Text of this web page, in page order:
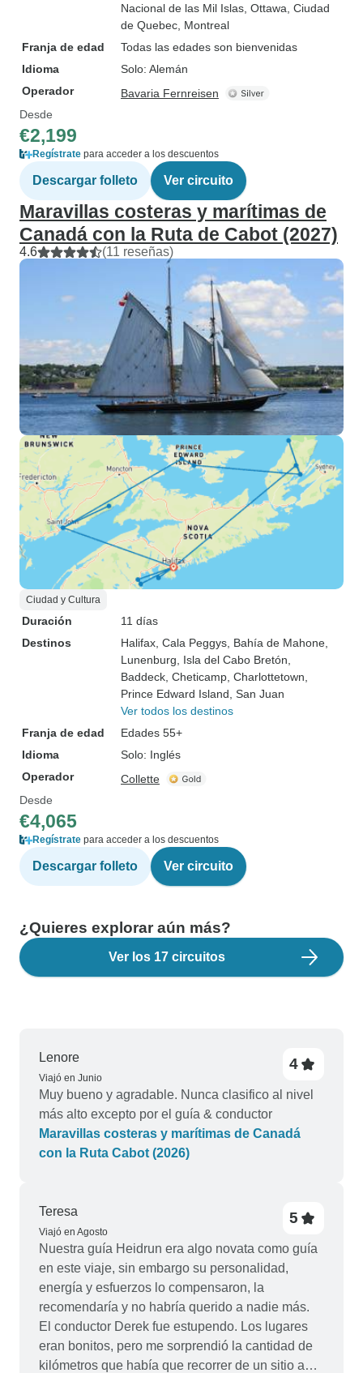
Nacional de las Mil Islas , Ottawa , Ciudad
de Quebec , Montreal
Franja de edad
Todas las edades son bienvenidas
Idioma
Solo: Alemán
Operador
Bavaria Fernreisen
Desde
€2,199
Regístrate para acceder a los descuentos
Descargar folleto Ver circuito
Maravillas costeras y marítimas de
Canadá con la Ruta de Cabot (2027)
4.6 (11 reseñas)
Ciudad y Cultura
Duración
11 días
Destinos
Halifax , Cala Peggys , Bahía de Mahone
Lunenburg , Isla del Cabo Bretón
Baddeck , Cheticamp , Charlottetown
Prince Edward Island , San Juan
Ver todos los destinos
Franja de edad
Edades 55+
Idioma
Solo: Inglés
Operador
Collette
Desde
€4,065
Regístrate para acceder a los descuentos
Descargar folleto Ver circuito
¿Quieres explorar aún más?
Ver los 17 circuitos
Lenore
Viajó en Junio
4
Muy bueno y agradable. Nunca clasifico al nivel
más alto excepto por el guía & conductor
Maravillas costeras y marítimas de Canadá
con la Ruta Cabot (2026)
Teresa
Viajó en Agosto
5
Nuestra guía Heidrun era algo novata como guía
en este viaje, sin embargo su personalidad,
energía y esfuerzos lo compensaron, la
recomendaría y no habría querido a nadie más.
El conductor Derek fue estupendo. Los lugares
eran bonitos, pero me sorprendió la cantidad de
kilómetros que había que recorrer de un sitio a